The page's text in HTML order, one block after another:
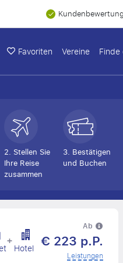
Kundenbewertung
Favoriten Vereine
2. Stellen Sie
Ihre Reise
zusammen
3. Bestätigen
und Buchen
+Hotel
Ab
€ 223 p.P.
Leistungen